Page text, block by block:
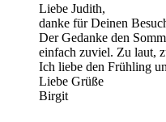
Liebe Judith,
danke für Deinen
Der Gedanke den
einfach zuviel. Zu laut,
Ich liebe den Frühling
Liebe Grüße
Birgit